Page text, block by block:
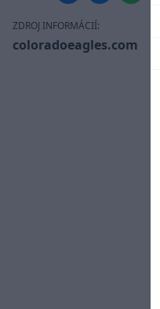
ZDROJ INFORMÁCIÍ:
coloradoeagles.com